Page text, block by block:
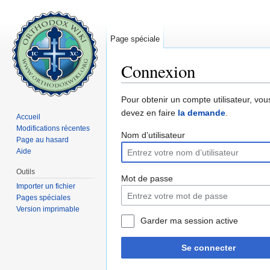
Connexion
Pour obtenir un compte utilisateur,
devez en faire la demande.
Nom d’utilisateur
Mot de passe
Garder ma session active
Se connecter
Page spéciale
Accueil
Modifications récentes
Page au hasard
Aide
Outils
Importer un fichier
Pages spéciales
Version imprimable